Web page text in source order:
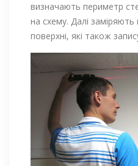
визначають периметр
на схему. Далі заміряють
поверхні, які також